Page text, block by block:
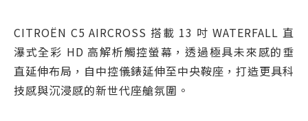
CITROËN C5 AIRCROSS 搭載 13 吋 WATERFALL 直
瀑式全彩 HD 高解析觸控螢幕，透過極具未來感的垂
直延伸布局，自中控儀錶延伸至中央鞍座，打造更具科
技感與沉浸感的新世代座艙氛圍。